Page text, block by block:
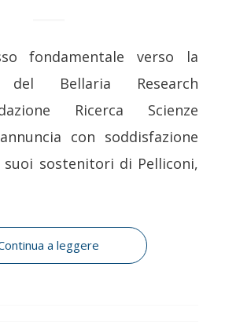
fondamentale verso la
del Bellaria Research
Ricerca Scienze
con soddisfazione
suoi sostenitori di Pelliconi,
a leggere